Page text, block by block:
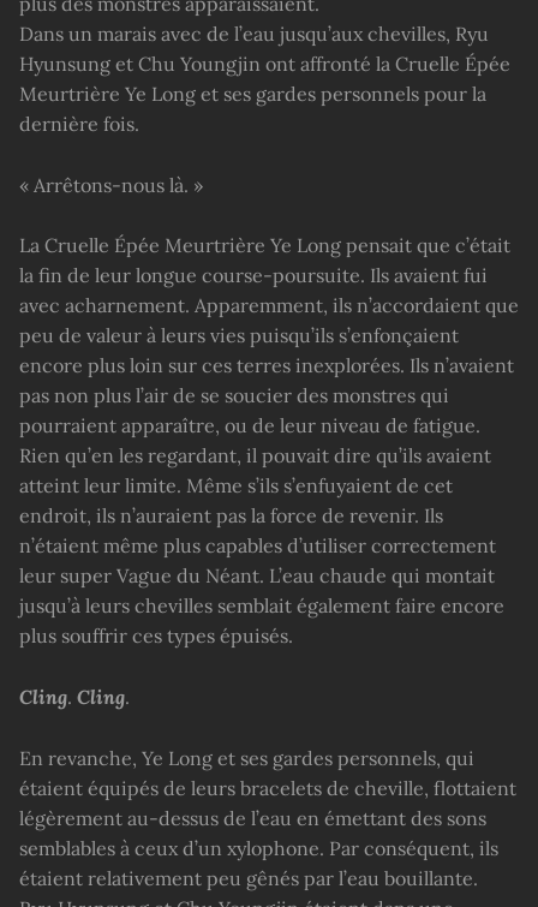
Dans un marais avec de l’eau jusqu’aux chevilles, Ryu
Hyunsung et Chu Youngjin ont affronté la Cruelle Épée
Meurtrière Ye Long et ses gardes personnels pour la
dernière fois.
« Arrêtons-nous là. »
La Cruelle Épée Meurtrière Ye Long pensait que c’était
la fin de leur longue course-poursuite. Ils avaient fui
avec acharnement. Apparemment, ils n’accordaient que
peu de valeur à leurs vies puisqu’ils s’enfonçaient
encore plus loin sur ces terres inexplorées. Ils n’avaient
pas non plus l’air de se soucier des monstres qui
pourraient apparaître, ou de leur niveau de fatigue.
Rien qu’en les regardant, il pouvait dire qu’ils avaient
atteint leur limite. Même s’ils s’enfuyaient de cet
endroit, ils n’auraient pas la force de revenir. Ils
n’étaient même plus capables d’utiliser correctement
leur super Vague du Néant. L’eau chaude qui montait
jusqu’à leurs chevilles semblait également faire encore
plus souffrir ces types épuisés.
Cling. Cling.
En revanche, Ye Long et ses gardes personnels, qui
étaient équipés de leurs bracelets de cheville, flottaient
légèrement au-dessus de l’eau en émettant des sons
semblables à ceux d’un xylophone. Par conséquent, ils
étaient relativement peu gênés par l’eau bouillante.